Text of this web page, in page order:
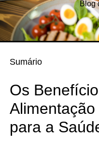
Blog
Sumário
Os
para a